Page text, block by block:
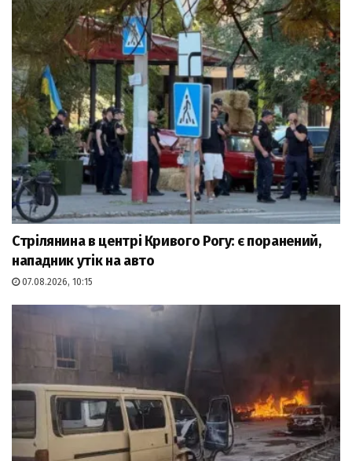
Стрілянина в центрі Кривого Рогу: є поранений,
нападник утік на авто
07.08.2026, 10:15